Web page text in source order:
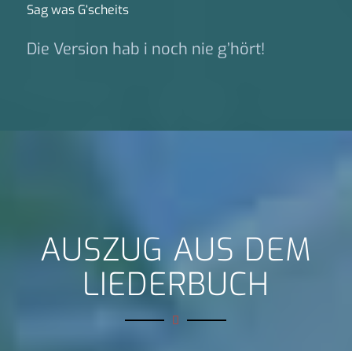
Sag was G‘scheits
Die Version hab i noch nie g’hört!
AUSZUG AUS DEM
LIEDERBUCH